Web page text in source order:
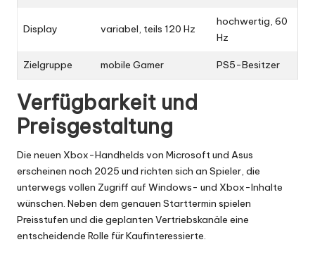
Display variabel, teils 120 Hz
hochwertig, 60
Hz
Zielgruppe mobile Gamer PS5-Besitzer
Verfügbarkeit und
Preisgestaltung
Die neuen Xbox-Handhelds von Microsoft und Asus
erscheinen noch 2025 und richten sich an Spieler, die
unterwegs vollen Zugriff auf Windows- und Xbox-Inhalte
wünschen. Neben dem genauen Starttermin spielen
Preisstufen und die geplanten Vertriebskanäle eine
entscheidende Rolle für Kaufinteressierte.